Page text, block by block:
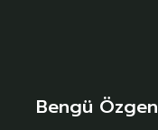
Bengü Özgen